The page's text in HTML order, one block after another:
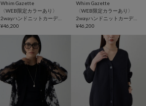
Whim Gazette
〈WEB限定カラーあり〉
2wayハンドニットカーディ
ガン
¥46,200
Whim Gazette
〈WEB限定カラーあり〉
2wayハンドニットカーディ
ガン
¥46,200